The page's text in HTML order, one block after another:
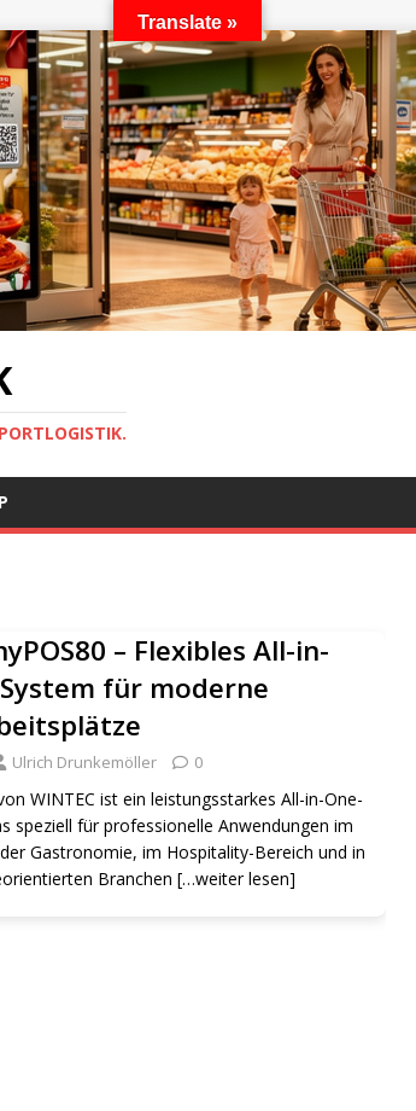
– Flexibles All-in-
System für moderne
Ulrich Drunkemöller 0
WINTEC ist ein leistungsstarkes All-in-One-
speziell für professionelle Anwendungen im
Gastronomie, im Hospitality-Bereich und in
Branchen […weiter lesen]
Translate »